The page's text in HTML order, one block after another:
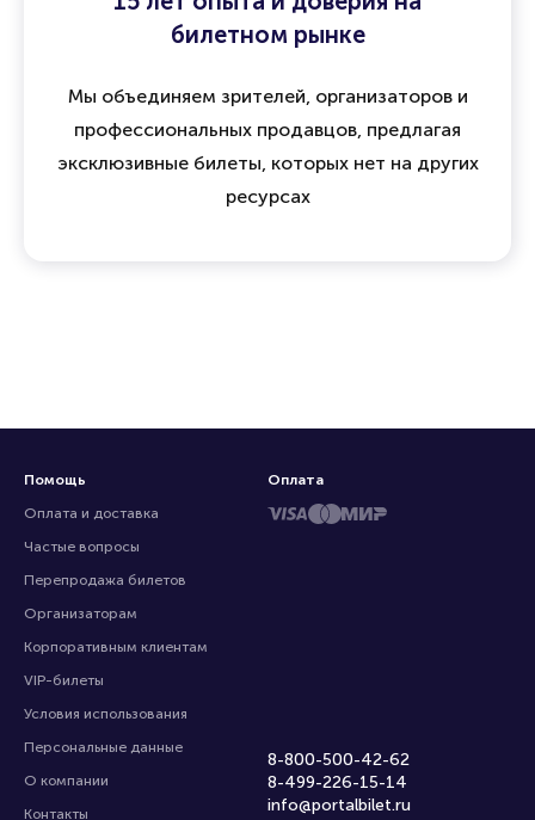
билетном рынке
Мы объединяем зрителей, организаторов и
профессиональных продавцов, предлагая
эксклюзивные билеты, которых нет на других
ресурсах
Помощь
Оплата и доставка
Частые вопросы
Перепродажа билетов
Организаторам
Корпоративным клиентам
VIP-билеты
Условия использования
Персональные данные
О компании
Контакты
8-800-500-42-62
8-499-226-15-14
info@portalbilet.ru
Оплата